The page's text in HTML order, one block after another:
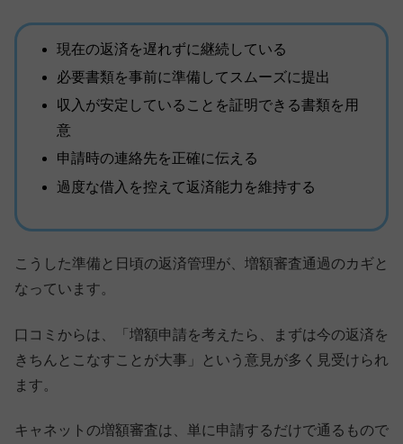
現在の返済を遅れずに継続している
必要書類を事前に準備してスムーズに提出
収入が安定していることを証明できる書類を用
意
申請時の連絡先を正確に伝える
過度な借入を控えて返済能力を維持する
こうした準備と日頃の返済管理が、増額審査通過のカギと
なっています。
口コミからは、「増額申請を考えたら、まずは今の返済を
きちんとこなすことが大事」という意見が多く見受けられ
ます。
キャネットの増額審査は、単に申請するだけで通るもので